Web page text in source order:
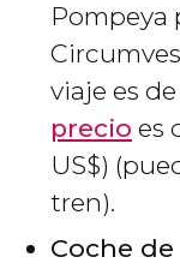
Pompeya
viaje es
precio es
US$)
tren).
Coche